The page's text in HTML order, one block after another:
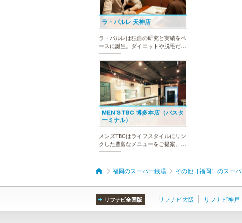
ラ・パルレ 天神店
ラ・パルレは独自の研究と実績をベ
ースに誕生。ダイエットや脱毛だけ
ではなく、フェイシャルやヒーリン
グエステ等外側からも内側からも美
しくなるメニューを豊富に取り揃え
ております。お得な体験コースも必
見です。
MEN’S TBC 博多本店（バスタ
ーミナル）
メンズTBCはライフスタイルにリン
クした豊富なメニューをご提案。カ
ラダ脱毛、ヒゲ脱毛、引き締め、フ
ッチした施術で日常に寄り添いま
す。まずはお得な体験コースをチェ
メンズリゼクリニック 福岡天
福岡のスーパー銭湯 その他［福岡］のスー
リフナビ全国版 リフナビ大阪 リフナビ神戸